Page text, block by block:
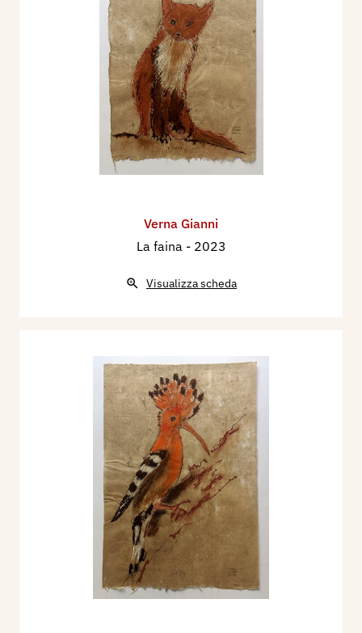
Verna Gianni
La faina - 2023
Visualizza scheda